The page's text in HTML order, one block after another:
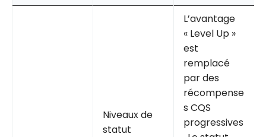
Niveaux de
statut
L’avantage
« Level Up »
est
remplacé
par des
récompense
s CQS
progressives